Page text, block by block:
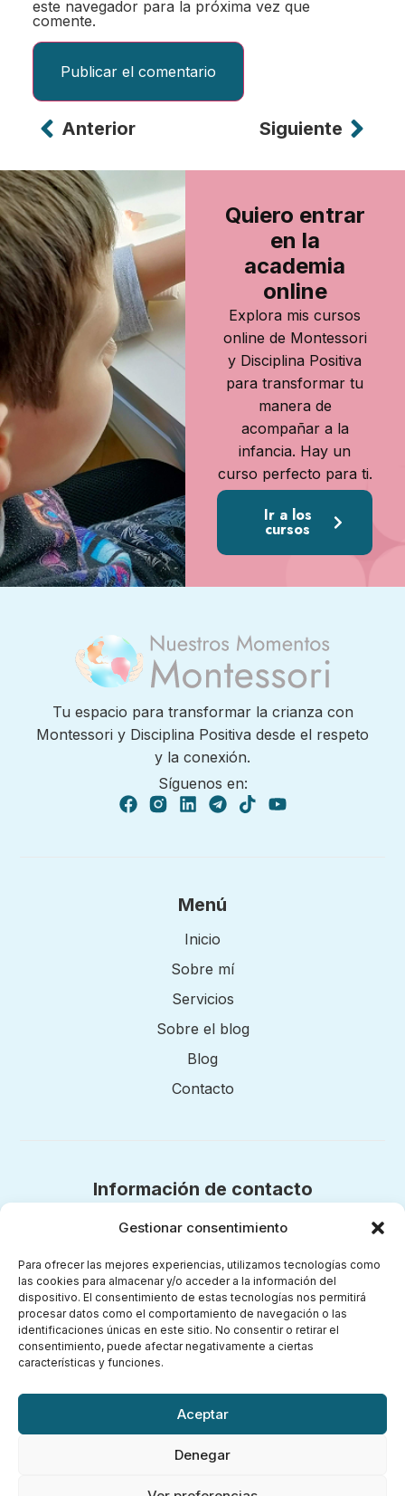
Gestionar consentimiento
Para ofrecer las mejores experiencias, utilizamos tecnologías como
las cookies para almacenar y/o acceder a la información del
dispositivo. El consentimiento de estas tecnologías nos permitirá
procesar datos como el comportamiento de navegación o las
identificaciones únicas en este sitio. No consentir o retirar el
consentimiento, puede afectar negativamente a ciertas
características y funciones.
Aceptar
Denegar
este navegador para la próxima vez que
comente.
Alternative:
Anterior Siguiente
Quiero entrar
en la
academia
online
Explora mis cursos
online de Montessori
y Disciplina Positiva
para transformar tu
manera de
acompañar a la
infancia. Hay un
curso perfecto para ti.
Ir a los
cursos
Tu espacio para transformar la crianza con
Montessori y Disciplina Positiva desde el respeto
y la conexión.
Síguenos en:
Menú
Inicio
Sobre mí
Servicios
Sobre el blog
Blog
Contacto
Información de contacto
689 672 241
Correo electrónico:
nuestrosmomentosmontessori@gmail.com
Política de privacidad
Política de cookies (UE)
Accesibilidad